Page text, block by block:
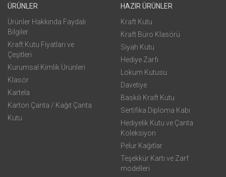
ÜRÜNLER
Ürünler Hakkında Faydalı
Bilgiler
Kraft Kutu Fiyatları ve
Çeşitleri
Kurumsal Kimlik Ürünleri
Klasör
Kartela
Karton Çanta / Kağıt Çanta
Kutu
HAZIR ÜRÜNLER
Kraft Kutu
Kraft Büro Klasörü
Siyah Kutu
Hediye Zarfı
Lokum Kutusu
Davetiye
Baskılı Kraft Kutu
Sertifika Diploma Kabı
Hediyelik Kutu ve Çanta
Koleksiyon
Pelur Kağıtlar
Teşekkür Kartı ve Zarf
modelleri